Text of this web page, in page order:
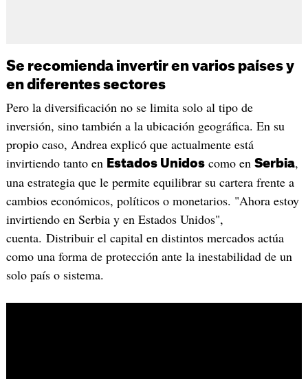
Se recomienda invertir en varios países y
en diferentes sectores
Pero la diversificación no se limita solo al tipo de
inversión, sino también a la ubicación geográfica. En su
propio caso, Andrea explicó que actualmente está
invirtiendo tanto en Estados Unidoscomo en Serbia,
una estrategia que le permite equilibrar su cartera frente a
cambios económicos, políticos o monetarios. "Ahora estoy
invirtiendo en Serbia y en Estados Unidos",
cuenta. Distribuir el capital en distintos mercados actúa
como una forma de protección ante la inestabilidad de un
solo país o sistema.